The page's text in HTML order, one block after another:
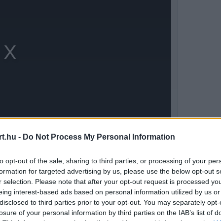
- Do Not Process My Personal Information
opt-out of the sale, sharing to third parties, or processing of your
for targeted advertising by us, please use the below opt-out
selection. Please note that after your opt-out request is processed
interest-based ads based on personal information utilized by us
to third parties prior to your opt-out. You may separately
of your personal information by third parties on the IAB’s list of
Hamilton ellen
megérzi a lehetőséget, nem osztogat
a brit pilóta máris a maga képére